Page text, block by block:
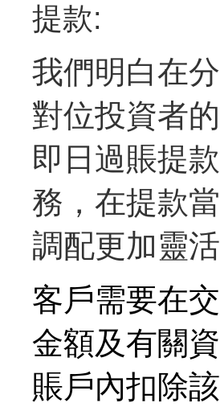
提款:
我們明白在
對位投資者
即日過賬提
務，在提款
調配更加靈
客戶需要在
金額及有關
賬戶內扣除